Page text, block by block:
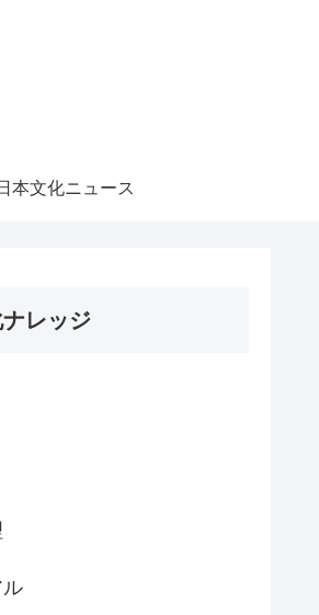
本文化ニュース
レッジ